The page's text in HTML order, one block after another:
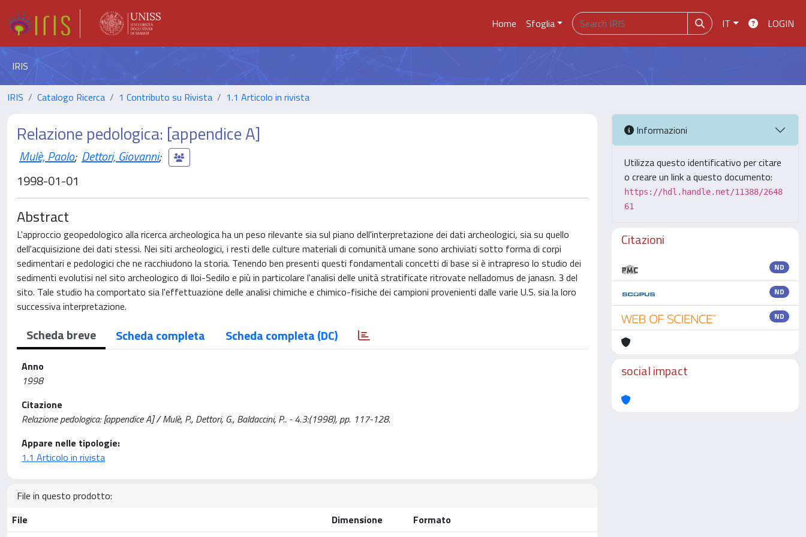
Home Sfoglia IT LOGIN
IRIS
IRIS Catalogo Ricerca 1 Contributo su Rivista 1.1 Articolo in rivista
Relazione pedologica: [appendice A]
Mulè, Paolo; Dettori, Giovanni;
1998-01-01
Abstract
L'approccio geopedologico alla ricerca archeologica ha un peso rilevante sia sul piano dell'interpretazione dei dati archeologici, sia su quello
dell'acquisizione dei dati stessi. Nei siti archeologici, i resti delle culture materiali di comunità umane sono archiviati sotto forma di corpi
sedimentari e pedologici che ne racchiudono la storia. Tenendo ben presenti questi fondamentali concetti di base si è intrapreso lo studio dei
sedimenti evolutisi nel sito archeologico di Iloi-Sedilo e più in particolare l'analisi delle unità stratificate ritrovate nelladomus de janasn. 3 del
sito. Tale studio ha comportato sia l'effettuazione delle analisi chimiche e chimico-fisiche dei campioni provenienti dalle varie U.S. sia la loro
successiva interpretazione.
Scheda breve Scheda completa Scheda completa (DC)
Anno
1998
Citazione
Relazione pedologica: [appendice A] / Mulè, P., Dettori, G., Baldaccini, P.. - 4.3:(1998), pp. 117-128.
Appare nelle tipologie:
1.1 Articolo in rivista
File in questo prodotto:
File
Dimensione Formato
Informazioni
Utilizza questo identificativo per citare
o creare un link a questo documento:
https://hdl.handle.net/11388/2648
61
Citazioni
ND
ND
ND
social impact